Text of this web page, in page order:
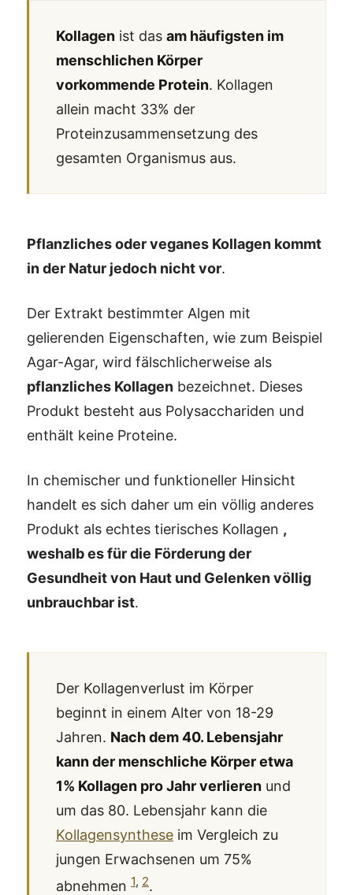
Kollagen ist das am häufigsten im
menschlichen Körper
vorkommende Protein. Kollagen
allein macht 33% der
Proteinzusammensetzung des
gesamten Organismus aus.
Pflanzliches oder veganes Kollagen kommt
in der Natur jedoch nicht vor.
Der Extrakt bestimmter Algen mit
gelierenden Eigenschaften, wie zum Beispiel
Agar-Agar, wird fälschlicherweise als
pflanzliches Kollagen bezeichnet. Dieses
Produkt besteht aus Polysacchariden und
enthält keine Proteine.
In chemischer und funktioneller Hinsicht
handelt es sich daher um ein völlig anderes
Produkt als echtes tierisches Kollagen ,
weshalb es für die Förderung der
Gesundheit von Haut und Gelenken völlig
unbrauchbar ist.
Der Kollagenverlust im Körper
beginnt in einem Alter von 18-29
Jahren. Nach dem 40. Lebensjahr
kann der menschliche Körper etwa
1% Kollagen pro Jahr verlieren und
um das 80. Lebensjahr kann die
Kollagensynthese im Vergleich zu
jungen Erwachsenen um 75%
abnehmen 1, 2.